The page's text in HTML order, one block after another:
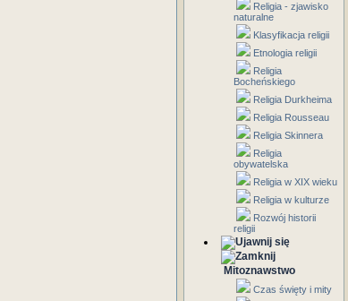
Religia - zjawisko
naturalne
Klasyfikacja religii
Etnologia religii
Religia
Bocheńskiego
Religia Durkheima
Religia Rousseau
Religia Skinnera
Religia
obywatelska
Religia w XIX wieku
Religia w kulturze
Rozwój historii
religii
Mitoznawstwo
Czas święty i mity